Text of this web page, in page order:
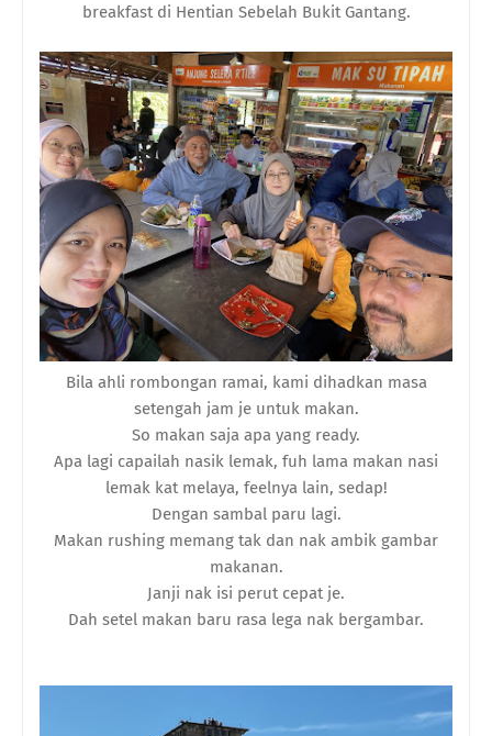
breakfast di Hentian Sebelah Bukit Gantang.
Bila ahli rombongan ramai, kami dihadkan masa
setengah jam je untuk makan.
So makan saja apa yang ready.
Apa lagi capailah nasik lemak, fuh lama makan nasi
lemak kat melaya, feelnya lain, sedap!
Dengan sambal paru lagi.
Makan rushing memang tak dan nak ambik gambar
makanan.
Janji nak isi perut cepat je.
Dah setel makan baru rasa lega nak bergambar.